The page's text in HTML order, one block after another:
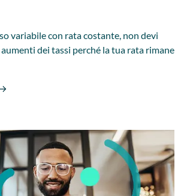
variabile con rata costante, non devi
dei tassi perché la tua rata rimane